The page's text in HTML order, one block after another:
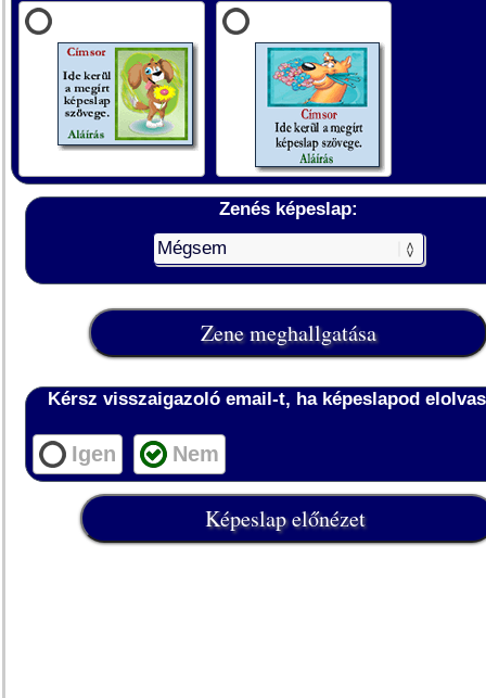
Zenés képeslap:
Kérsz visszaigazoló email-t, ha képeslapod
Igen Nem